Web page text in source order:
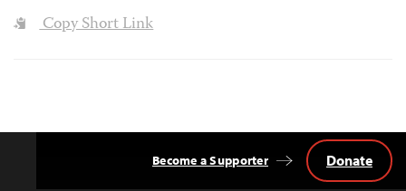
Copy Short Link
Become a Supporter Donate